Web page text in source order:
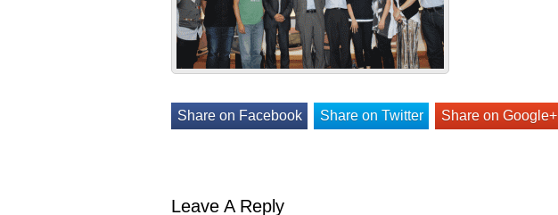
Share on Facebook Share on Twitter Share on Google+
Leave A Reply